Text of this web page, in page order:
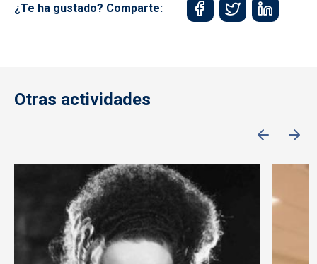
¿Te ha gustado? Comparte:
Otras actividades